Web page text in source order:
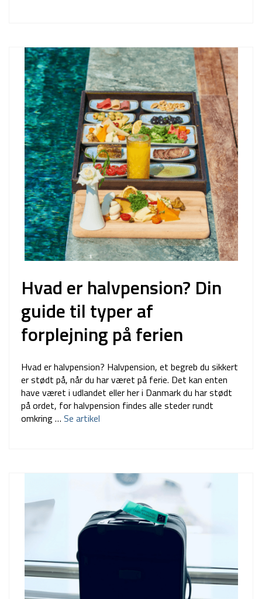
Hvad er halvpension? Din
guide til typer af
forplejning på ferien
Hvad er halvpension? Halvpension, et begreb du sikkert
er stødt på, når du har været på ferie. Det kan enten
have været i udlandet eller her i Danmark du har stødt
på ordet, for halvpension findes alle steder rundt
omkring … Se artikel